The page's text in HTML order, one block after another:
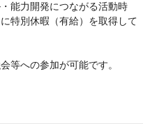
能力開発につながる活動時
特別休暇（有給）を取得して
等への参加が可能です。